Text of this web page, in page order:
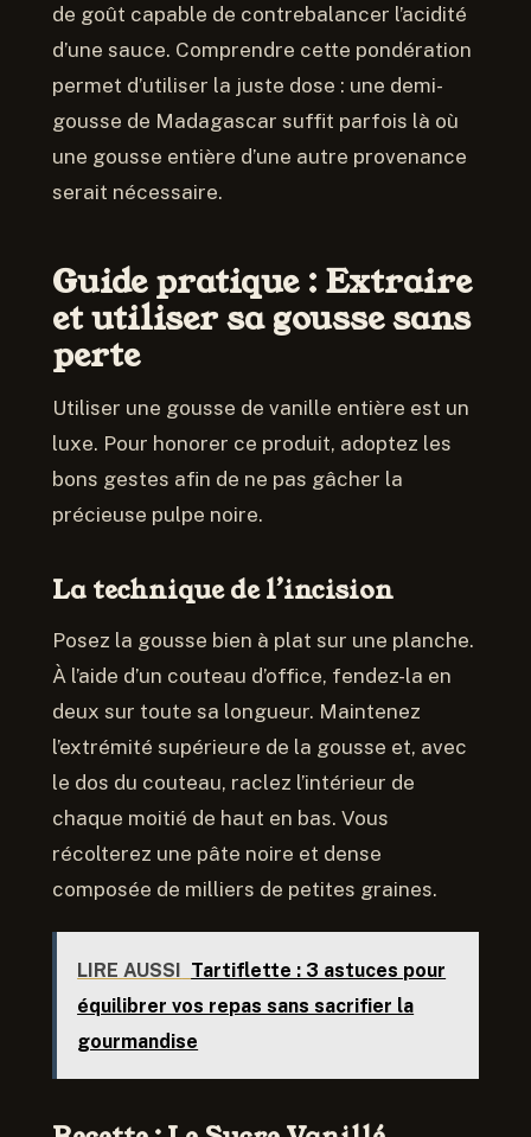
de goût capable de contrebalancer l’acidité
d’une sauce. Comprendre cette pondération
permet d’utiliser la juste dose : une demi-
gousse de Madagascar suffit parfois là où
une gousse entière d’une autre provenance
serait nécessaire.
Guide pratique : Extraire
et utiliser sa gousse sans
perte
Utiliser une gousse de vanille entière est un
luxe. Pour honorer ce produit, adoptez les
bons gestes afin de ne pas gâcher la
précieuse pulpe noire.
La technique de l’incision
Posez la gousse bien à plat sur une planche.
À l’aide d’un couteau d’office, fendez-la en
deux sur toute sa longueur. Maintenez
l’extrémité supérieure de la gousse et, avec
le dos du couteau, raclez l’intérieur de
chaque moitié de haut en bas. Vous
récolterez une pâte noire et dense
composée de milliers de petites graines.
LIRE AUSSI Tartiflette : 3 astuces pour
équilibrer vos repas sans sacrifier la
gourmandise